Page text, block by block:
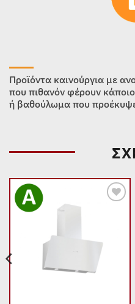
Προϊόντα καινούργια με
που πιθανόν φέρουν
ή βαθούλωμα που